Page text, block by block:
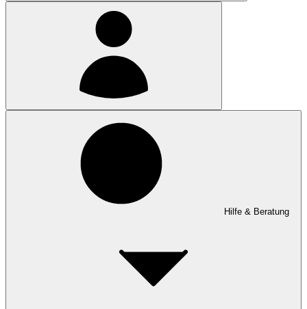
Hilfe & Beratung